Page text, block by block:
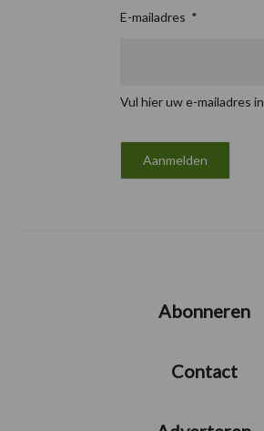
E-mailadres *
Vul hier uw e-mailadres in
Abonneren
Contact